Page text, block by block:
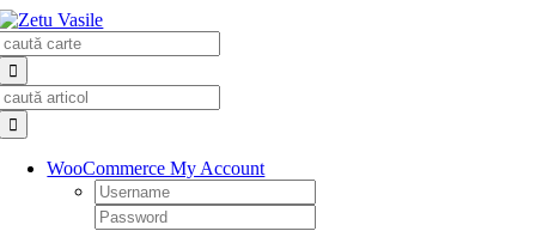
Skip
to
content
WooCommerce My Account
Username:
Password: